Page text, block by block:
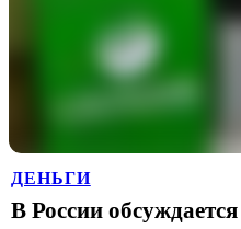
ДЕНЬГИ
В России обсуждается